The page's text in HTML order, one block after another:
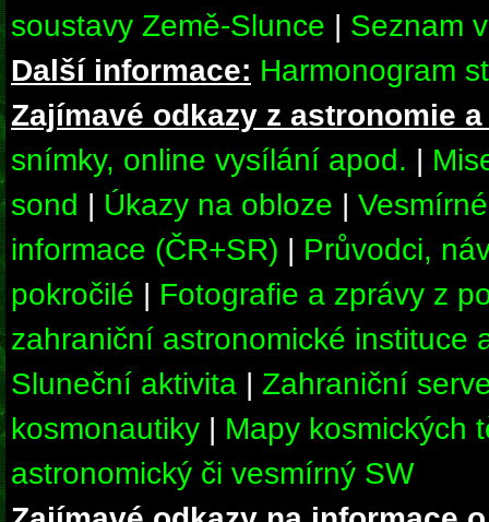
soustavy Země-Slunce | Seznam
Další informace: Harmonogram
Zajímavé odkazy z astronomie
snímky, online vysílání apod. |
sond | Úkazy na obloze |
informace (ČR+SR) | Průvodci,
pokročilé | Fotografie a zprávy z
zahraniční astronomické instituce
Sluneční aktivita | Zahraniční
kosmonautiky | Mapy kosmických
astronomický či vesmírný SW